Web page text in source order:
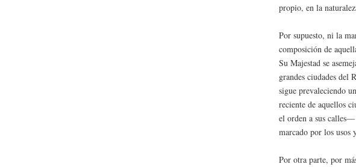
propio, en la
Por supuesto, ni la
composición de
Su Majestad se
grandes ciudades del
sigue prevaleciendo
reciente de aquellos
el orden a sus
marcado por los usos
Por otra parte, por